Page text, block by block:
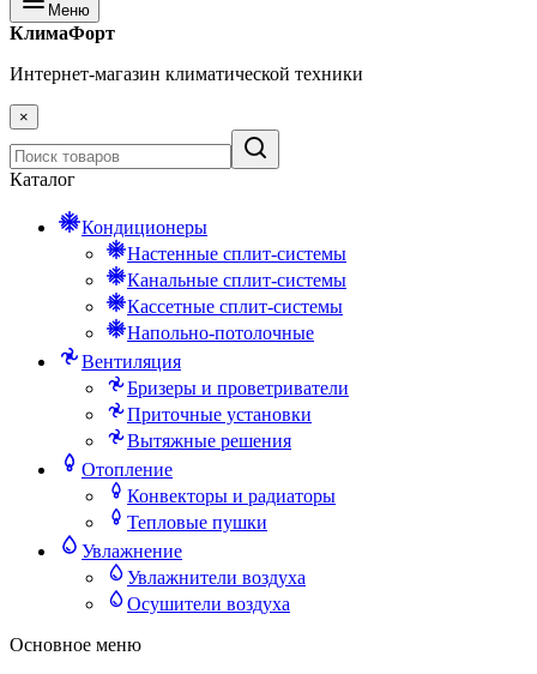
Меню
КлимаФорт
Интернет-магазин климатической техники
×
Каталог
Кондиционеры
Настенные сплит-системы
Канальные сплит-системы
Кассетные сплит-системы
Напольно-потолочные
Вентиляция
Бризеры и проветриватели
Приточные установки
Вытяжные решения
Отопление
Конвекторы и радиаторы
Тепловые пушки
Увлажнение
Увлажнители воздуха
Осушители воздуха
Основное меню